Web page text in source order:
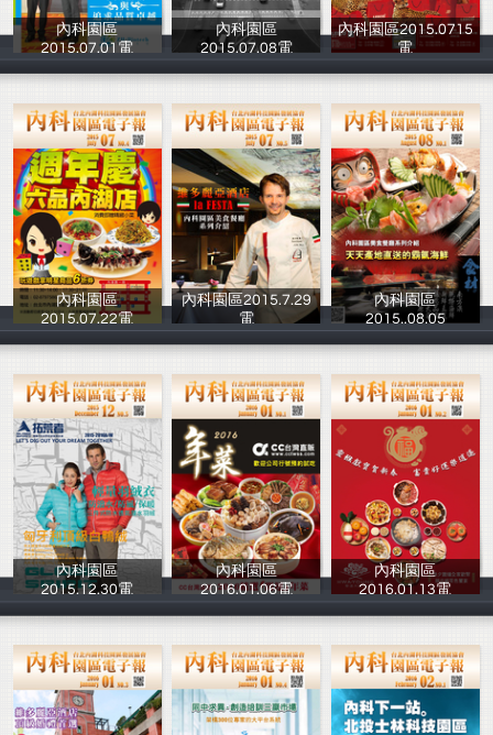
內科園區
2015.07.01電
台北內湖科技園
內科園區
2015.07.08電
台北內湖科技園
內科園區2015.0715
電
台北內湖科技園
內科園區
2015.07.22電
台北內湖科技園
內科園區2015.7.29
電
台北內湖科技園
內科園區
2015..08.05
台北內湖科技園
內科園區
2015.12.30電
台北內湖科技園
內科園區
2016.01.06電
台北內湖科技園
內科園區
2016.01.13電
台北內湖科技園